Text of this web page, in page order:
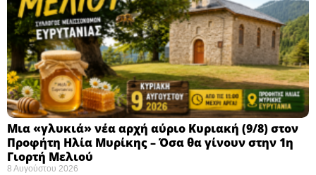
Μια «γλυκιά» νέα αρχή αύριο Κυριακή (9/8) στον
Προφήτη Ηλία Μυρίκης – Όσα θα γίνουν στην 1η
Γιορτή Μελιού
8 Αυγούστου 2026